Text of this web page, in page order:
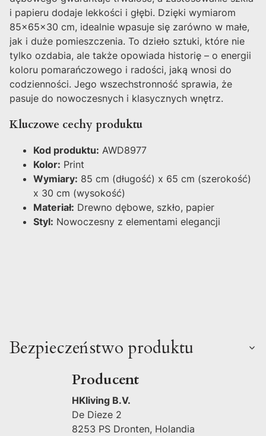
i papieru dodaje lekkości i głębi. Dzięki wymiarom
85x65x30 cm, idealnie wpasuje się zarówno w małe,
jak i duże pomieszczenia. To dzieło sztuki, które nie
tylko ozdabia, ale także opowiada historię – o energii
koloru pomarańczowego i radości, jaką wnosi do
codzienności. Jego wszechstronność sprawia, że
pasuje do nowoczesnych i klasycznych wnętrz.
Kluczowe cechy produktu
Kod produktu: AWD8977
Kolor: Print
Wymiary: 85 cm (długość) x 65 cm (szerokość)
x 30 cm (wysokość)
Materiał: Drewno dębowe, szkło, papier
Styl: Nowoczesny z elementami elegancji
Bezpieczeństwo produktu
Producent
HKliving B.V.
De Dieze 2
8253 PS Dronten, Holandia